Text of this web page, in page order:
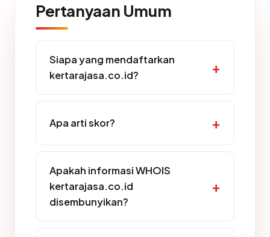
Pertanyaan Umum
Siapa yang mendaftarkan
kertarajasa.co.id?
Apa arti skor?
Apakah informasi WHOIS
kertarajasa.co.id
disembunyikan?